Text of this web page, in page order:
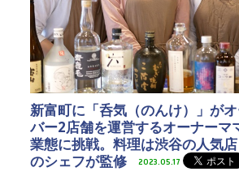
新富町に「呑気（のんけ）」が
バー2店舗を運営するオーナーマ
業態に挑戦。料理は渋谷の人気
のシェフが監修
2023.05.17